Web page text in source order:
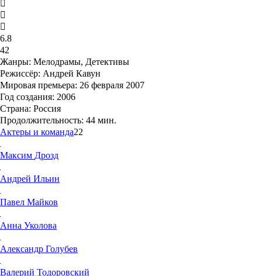
6.8
42
Жанры: Мелодрамы, Детективы
Режиссёр: Андрей Кавун
Мировая премьера: 26 февраля 2007
Год создания: 2006
Страна: Россия
Продолжительность: 44 мин.
Актеры и команда22
Максим Дрозд
Андрей Ильин
Павел Майков
Анна Уколова
Александр Голубев
Валерий Тодоровский